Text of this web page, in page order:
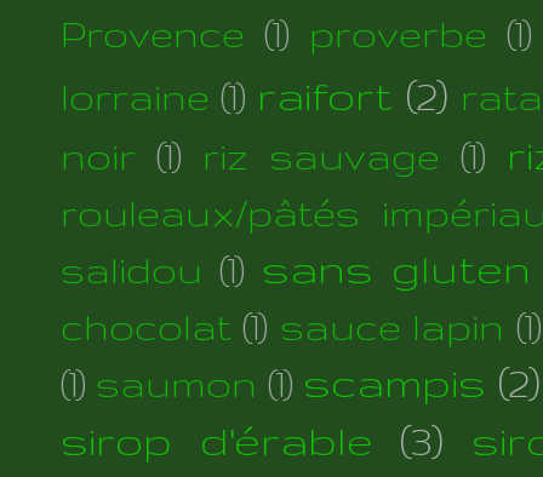
Provence (1) proverbe (1)
lorraine (1) raifort (2)
noir (1) riz sauvage (1)
rouleaux/pâtés
salidou (1) sans gluten
chocolat (1) sauce lapin (1)
(1) saumon (1) scampis (2)
sirop d'érable
(3)